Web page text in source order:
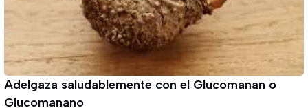
Adelgaza saludablemente con el Glucomanan o
Glucomanano